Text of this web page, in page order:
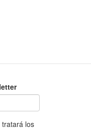
tratará los